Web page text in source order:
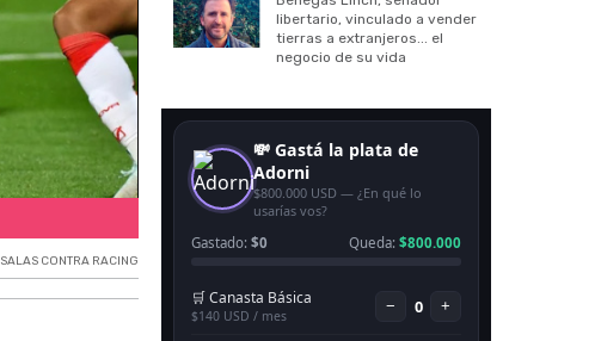
Salas se enfrentará contra Racing por la Copa Argentina.
SALAS CONTRA RACING
libertario, vinculado a vender
tierras a extranjeros... el
negocio de su vida